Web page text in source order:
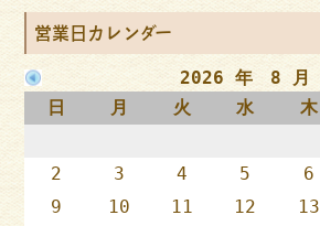
営業日カレンダー
2026 年 8 月
日
月 火 水 木
2
3 4 5 6
9
10 11 12 13